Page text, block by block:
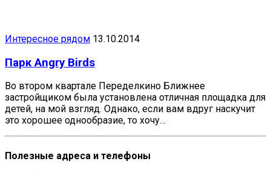
Интересное рядом 13.10.2014
Парк Angry Birds
Во втором квартале Переделкино Ближнее
застройщиком была установлена отличная площадка для
детей, на мой взгляд. Однако, если вам вдруг наскучит
это хорошее однообразие, то хочу…
Полезные адреса и телефоны